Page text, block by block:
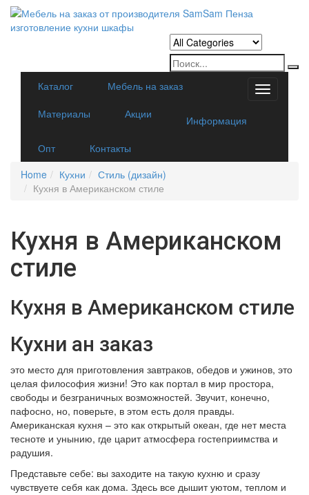
Categories
Каталог
Мебель на заказ
Материалы
Акции
Информация
Опт
Контакты
Home
Кухни
Стиль (дизайн)
Кухня в Американском стиле
Кухня в Американском
стиле
Кухня в Американском стиле
Кухни ан заказ
это место для приготовления завтраков, обедов и ужинов, это
целая философия жизни! Это как портал в мир простора,
свободы и безграничных возможностей. Звучит, конечно,
пафосно, но, поверьте, в этом есть доля правды.
Американская кухня – это как открытый океан, где нет места
тесноте и унынию, где царит атмосфера гостеприимства и
радушия.
Представьте себе: вы заходите на такую кухню и сразу
чувствуете себя как дома. Здесь все дышит уютом, теплом и